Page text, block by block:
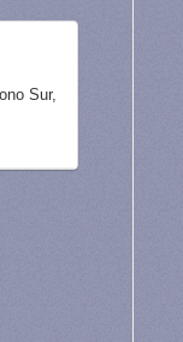
Sur,